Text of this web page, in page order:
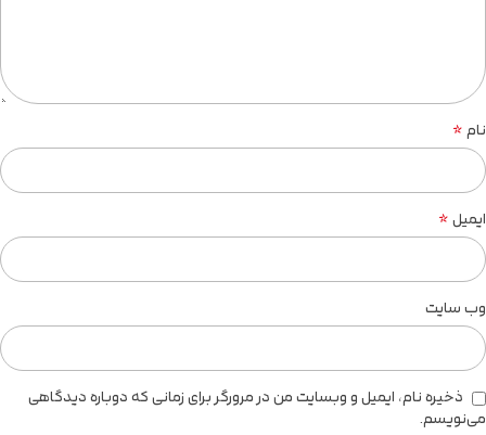
نام*
ایمیل*
وب‌ سایت
ذخیره نام، ایمیل و وبسایت من در مرورگر برای زمانی که دوباره دیدگاهی
می‌نویسم.